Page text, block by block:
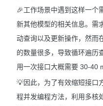
🎉工作场景中遇到这样一个
新其他模型的相关信息。需
动查询以及更新操作，然而
的数量很多，导致循环遍历
用一次接口大概需要 30-40
💡因此，为了有效缩短接口
程并发编程方法，利用多核